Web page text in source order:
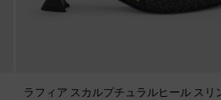
ラフィア スカルプチュラルヒール スリ